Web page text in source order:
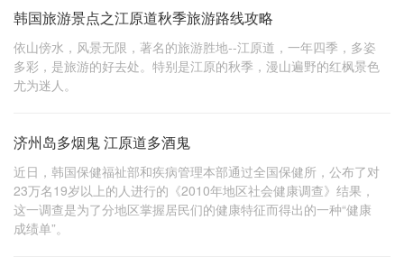
韩国旅游景点之江原道秋季旅游路线攻略
依山傍水，风景无限，著名的旅游胜地--江原道，一年四季，多姿
多彩，是旅游的好去处。特别是江原的秋季，漫山遍野的红枫景色
尤为迷人。
济州岛多烟鬼 江原道多酒鬼
近日，韩国保健福祉部和疾病管理本部通过全国保健所，公布了对
23万名19岁以上的人进行的《2010年地区社会健康调查》结果，
这一调查是为了分地区掌握居民们的健康特征而得出的一种“健康
成绩单”。